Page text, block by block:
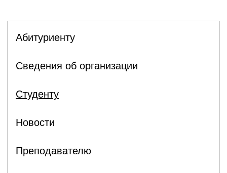
Абитуриенту
Сведения об организации
Студенту
Новости
Преподавателю